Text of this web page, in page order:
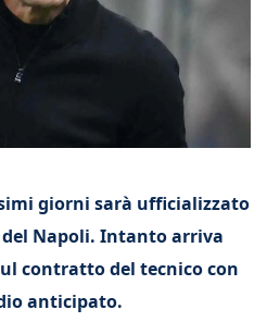
giorni sarà ufficializzato
Napoli. Intanto arriva
contratto del tecnico con
anticipato.